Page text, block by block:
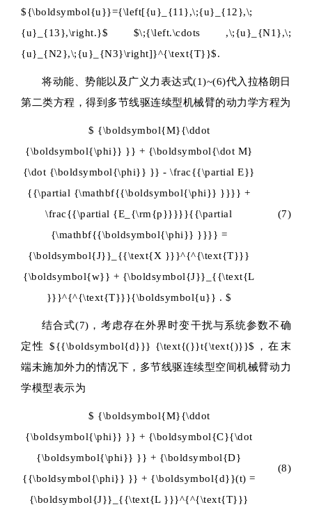
${\boldsymbol{u}}={\left[{u}_{11},\;{u}_{12},\;
{u}_{13},\right.}$
$\;{\left.\cdots ,\;{u}_{N1},\;
{u}_{N2},\;{u}_{N3}\right]}^{\text{T}}$.
将动能、势能以及广义力表达式(1)~(6)代入拉格朗日
第二类方程，得到多节线驱连续型机械臂的动力学方程为
$ {\boldsymbol{M}{\ddot
{\boldsymbol{\phi}} }} + {\boldsymbol{\dot M}
{\dot {\boldsymbol{\phi}} }} - \frac{{\partial E}}
{{\partial {\mathbf{{\boldsymbol{\phi}} }}}} +
\frac{{\partial {E_{\rm{p}}}}}{{\partial
{\mathbf{{\boldsymbol{\phi}} }}}} =
{\boldsymbol{J}}_{{\text{X }}}^{^{\text{T}}}
{\boldsymbol{w}} + {\boldsymbol{J}}_{{\text{L
}}}^{^{\text{T}}}{\boldsymbol{u}} . $
(7)
结合式(7)，考虑存在外界时变干扰与系统参数不确
定性${{\boldsymbol{d}}} {\text{(}}t{\text{)}}$
，在末
端未施加外力的情况下，多节线驱连续型空间机械臂动力
学模型表示为
$ {\boldsymbol{M}{\ddot
{\boldsymbol{\phi}} }} + {\boldsymbol{C}{\dot
{\boldsymbol{\phi}} }} + {\boldsymbol{D}
{{\boldsymbol{\phi}} }} + {\boldsymbol{d}}(t) =
{\boldsymbol{J}}_{{\text{L }}}^{^{\text{T}}}
(8)